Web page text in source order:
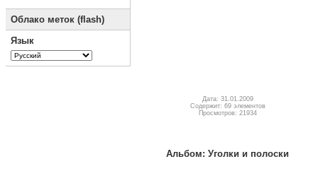
Облако меток (flash)
Язык
Дата: 31.01.2009
Содержит: 69 элементов
Просмотров: 21934
Альбом: Уголки и полоски